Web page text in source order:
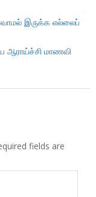
இருக்க எல்லைப்
ஆராய்ச்சி மாணவி
fields are